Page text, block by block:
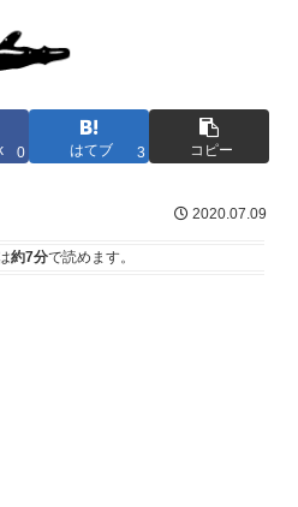
0 はてブ 3 コピー
2020.07.09
約7分で読めます。